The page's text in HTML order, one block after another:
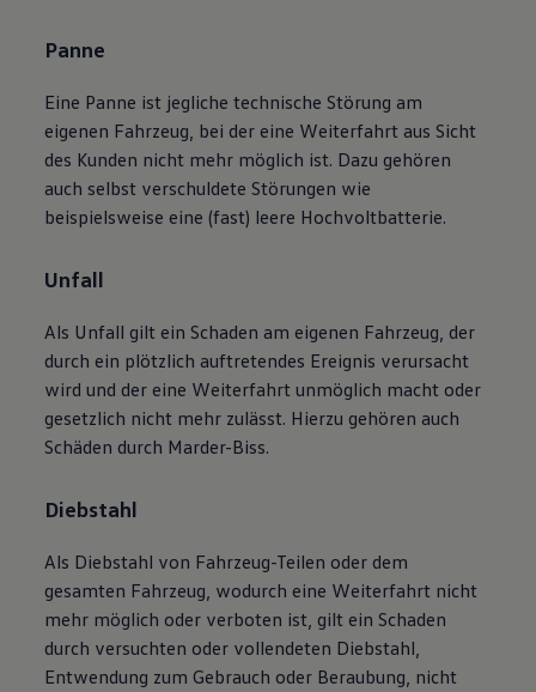
Panne
Eine Panne ist jegliche technische Störung am
eigenen Fahrzeug, bei der eine Weiterfahrt aus Sicht
des Kunden nicht mehr möglich ist. Dazu gehören
auch selbst verschuldete Störungen wie
beispielsweise eine (fast) leere Hochvoltbatterie.
Unfall
Als Unfall gilt ein Schaden am eigenen Fahrzeug, der
durch ein plötzlich auftretendes Ereignis verursacht
wird und der eine Weiterfahrt unmöglich macht oder
gesetzlich nicht mehr zulässt. Hierzu gehören auch
Schäden durch Marder-Biss.
Diebstahl
Als Diebstahl von Fahrzeug-Teilen oder dem
gesamten Fahrzeug, wodurch eine Weiterfahrt nicht
mehr möglich oder verboten ist, gilt ein Schaden
durch versuchten oder vollendeten Diebstahl,
Entwendung zum Gebrauch oder Beraubung, nicht